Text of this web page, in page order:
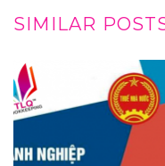
SIMILAR